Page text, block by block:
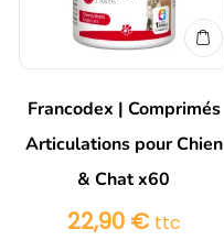
Francodex | Comprimés
Articulations pour Chien
& Chat x60
22,90 € ttc